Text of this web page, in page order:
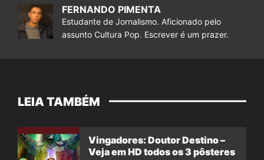
FERNANDO PIMENTA
Estudante de Jornalismo. Aficionado pelo
assunto Cultura Pop. Escrever é um prazer.
LEIA TAMBÉM
Vingadores: Doutor Destino –
Veja em HD todos os 3 pôsteres